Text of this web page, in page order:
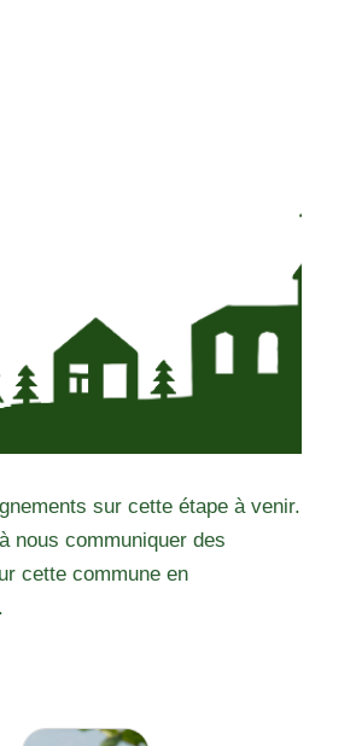
sur cette étape à venir.
nous communiquer des
cette commune en